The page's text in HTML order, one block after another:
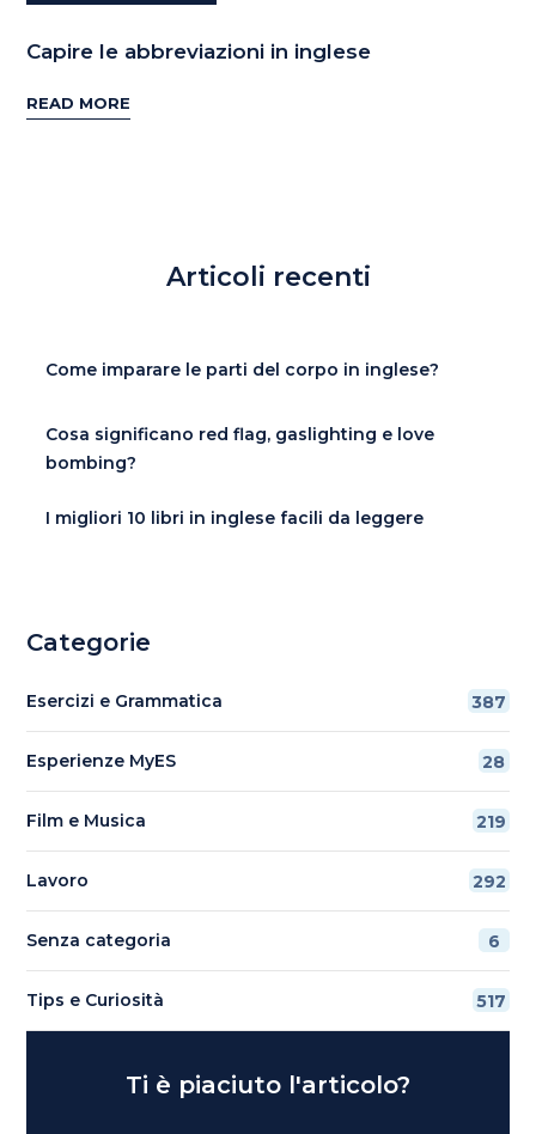
Capire le abbreviazioni in inglese
READ MORE
Articoli recenti
Come imparare le parti del corpo in inglese?
Cosa significano red flag, gaslighting e love
bombing?
I migliori 10 libri in inglese facili da leggere
Categorie
Esercizi e Grammatica 387
Esperienze MyES 28
Film e Musica 219
Lavoro 292
Senza categoria 6
Tips e Curiosità 517
Ti è piaciuto l'articolo?